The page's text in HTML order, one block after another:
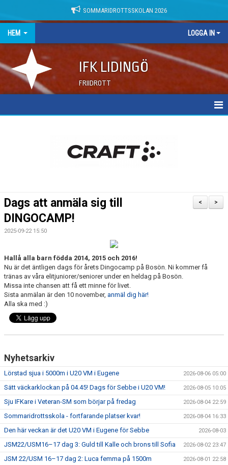
SOMMARIDROTTSSKOLAN 2026
HEM LOGGA IN
IFK LIDINGÖ
FRIIDROTT
>
<
Dags att anmäla sig till
DINGOCAMP!
2025-09-22 15:50
Hallå alla barn födda 2014, 2015 och 2016!
Nu är det äntligen dags för årets Dingocamp på Bosön. Ni kommer få
tränas av våra elitjuniorer/seniorer under en heldag på Bosön.
Missa inte chansen att få ett minne för livet.
Sista anmälan är den 10 november, anmäl dig här!
Alla ska med :)
Nyhetsarkiv
Lörstad sjua i 5000m i U20 VM i Eugene 2026-08-06 05:00
Sätt väckarklockan på 04.45! Dags för Sebbe i U20 VM! 2026-08-05 10:05
Sju IFKare i Veteran-SM som börjar på fredag 2026-08-04 22:59
Sommaridrottsskola - fortfarande platser kvar! 2026-08-04 16:33
Den här veckan är det U20 VM i Eugene för Sebbe 2026-08-03
JSM22/USM16–17 dag 3: Guld till Kalle och brons till Sofia 2026-08-02 23:47
JSM 22/USM 16–17 dag 2: Luca femma på 1500m 2026-08-01 22:58